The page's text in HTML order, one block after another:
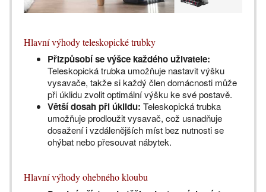
Hlavní výhody teleskopické trubky
Přizpůsobí se výšce každého uživatele:
Teleskopická trubka umožňuje nastavit výšku
vysavače, takže si každý člen domácnosti může
při úklidu zvolit optimální výšku ke své postavě.
Větší dosah při úklidu: Teleskopická trubka
umožňuje prodloužit vysavač, což usnadňuje
dosažení i vzdálenějších míst bez nutnosti se
ohýbat nebo přesouvat nábytek.
Hlavní výhody ohebného kloubu